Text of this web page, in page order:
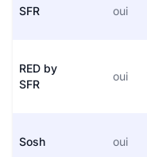
SFR oui
RED by
SFR
oui
Sosh oui